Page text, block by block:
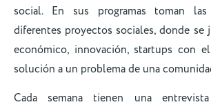
social. En sus programas toman
diferentes proyectos sociales, donde se
económico, innovación, startups con
solución a un problema de una
Cada semana tienen una